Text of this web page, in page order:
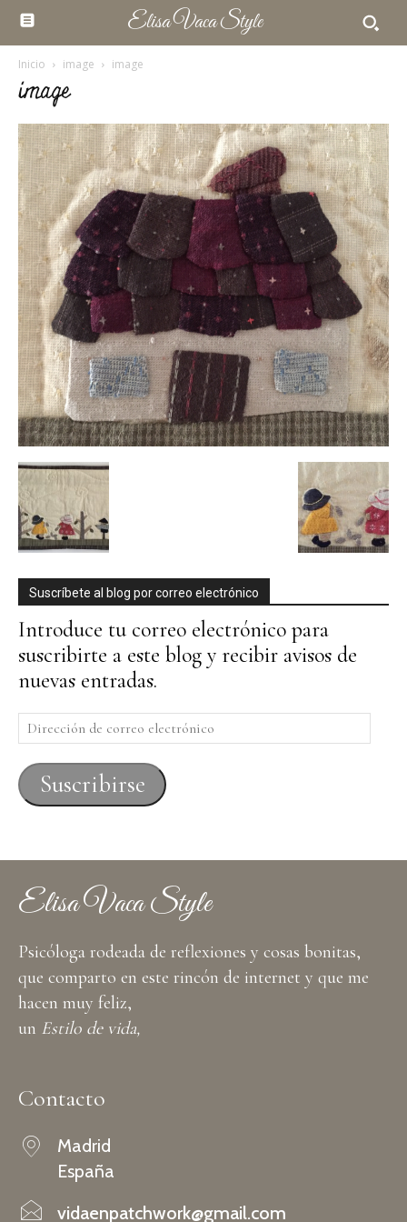
Elisa Vaca Style
Inicio image image
image
Suscríbete al blog por correo electrónico
Introduce tu correo electrónico para
suscribirte a este blog y recibir avisos de
nuevas entradas.
Dirección
de
correo
electrónico
Suscribirse
Elisa Vaca Style
Psicóloga rodeada de reflexiones y cosas bonitas,
que comparto en este rincón de internet y que me
hacen muy feliz,
un Estilo de vida,
Contacto
Madrid
España
vidaenpatchwork@gmail.com